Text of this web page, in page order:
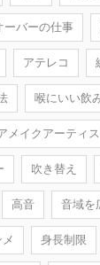
ーバーの仕事
アテレコ
喉にいい飲
メイクアーティス
吹き替え
高音 音域を
身長制限